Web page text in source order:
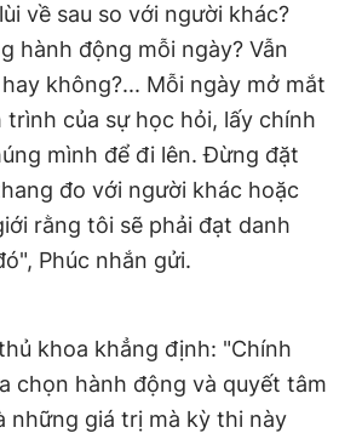
về sau so với người khác?
hành động mỗi ngày? Vẫn
không?... Mỗi ngày mở mắt
trình của sự học hỏi, lấy chính
mình để đi lên. Đừng đặt
đo với người khác hoặc
rằng tôi sẽ phải đạt danh
Phúc nhắn gửi.
khoa khẳng định: "Chính
chọn hành động và quyết tâm
những giá trị mà kỳ thi này